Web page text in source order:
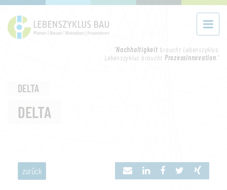
"Nachhaltigkeit braucht Lebenszyklus.
Lebenszyklus braucht Prozessinnovation."
DELTA
DELTA
zurück